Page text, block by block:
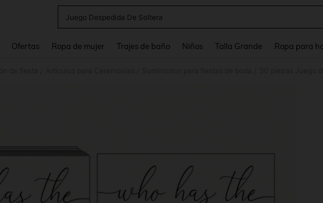
Juego Despedida De Soltera
Ofertas Ropa de mujer Trajes de baño Niños Talla Grande Ropa para